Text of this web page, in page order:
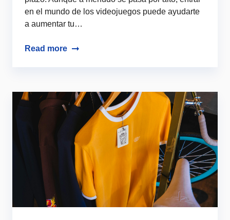
en el mundo de los videojuegos puede ayudarte
a aumentar tu…
Read more